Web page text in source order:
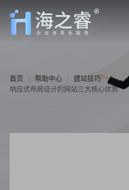
首页 / 帮助中心 / 建站技巧 /
响应式布局设计的网站三大核心优势